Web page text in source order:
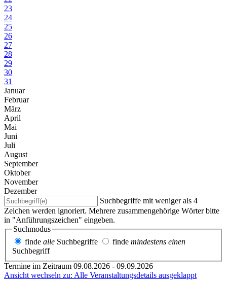
23
24
25
26
27
28
29
30
31
Januar
Februar
März
April
Mai
Juni
Juli
August
September
Oktober
November
Dezember
Suchbegriffe mit weniger als 4
Zeichen werden ignoriert. Mehrere zusammengehörige Wörter bitte
in "Anführungszeichen" eingeben.
Suchmodus
finde alle Suchbegriffe finde mindestens einen
Suchbegriff
Termine im Zeitraum 09.08.2026 - 09.09.2026
Ansicht wechseln zu: Alle Veranstaltungsdetails ausgeklappt